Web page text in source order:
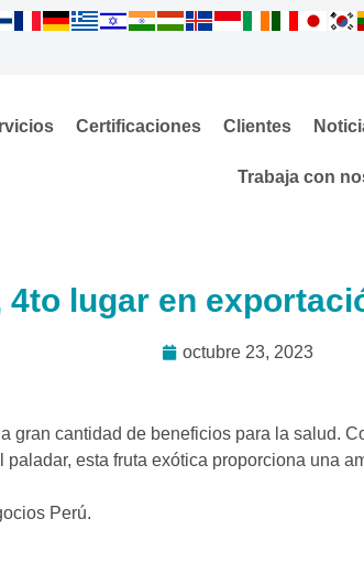
Certificaciones Clientes
Trabaja con
4to lugar en
octubre 23, 2023
gran cantidad de beneficios para la salud.
esta fruta exótica proporciona una
Perú.